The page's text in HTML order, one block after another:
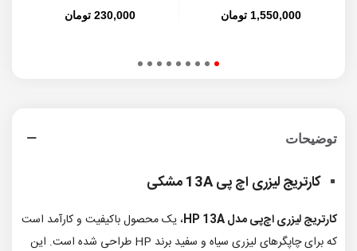
1,550,000 تومان 230,000 تومان
توضیحات
کارتریج لیزری اچ پی 13A مشکی
کارتریج لیزری اچ‌پی مدل HP 13A
، یک محصول باکیفیت و کارآمد است
که برای چاپگرهای لیزری سیاه و سفید برند HP طراحی شده است. این